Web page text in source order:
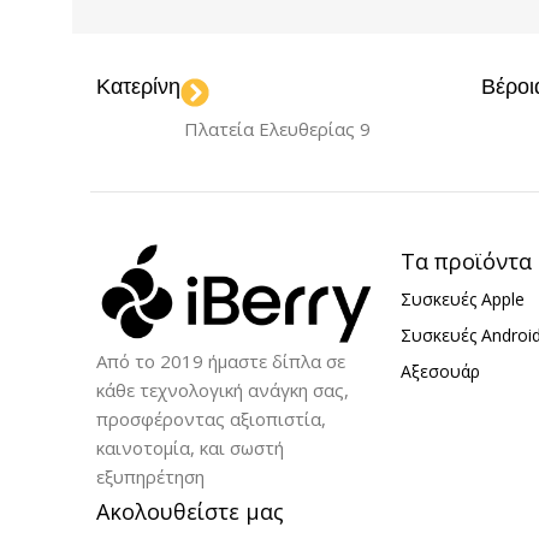
Light Blue
iPhone 16 Pro
ΥΛΙΚΌ Σιλικόνη
Blue
iPhone 16
ΥΛΙΚΌ
Κατερίνη
Πλατεία Ελευθερίας 9
Από το 2019 ήμαστε δίπλα σε
κάθε τεχνολογική ανάγκη σας,
προσφέροντας αξιοπιστία,
καινοτομία, και σωστή
εξυπηρέτηση
Ακολουθείστε μας
Τα προϊόντα
Συσκευές Apple
Συσκευές Android
Αξεσουάρ